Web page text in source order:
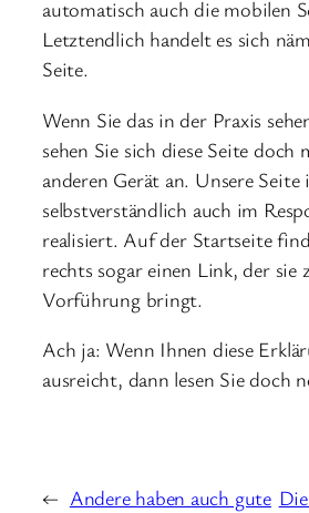
automatisch auch die mobilen
Letztendlich handelt es sich
Seite.
Wenn Sie das in der Praxis
sehen Sie sich diese Seite doch
anderen Gerät an. Unsere Seite
selbstverständlich auch im
realisiert. Auf der Startseite
rechts sogar einen Link, der sie
Vorführung bringt.
Ach ja: Wenn Ihnen diese
ausreicht, dann lesen Sie doch
← Andere haben auch gute